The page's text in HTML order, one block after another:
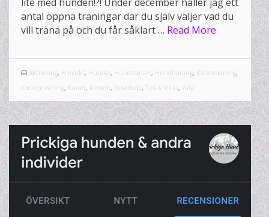
antal öppna träningar där du själv väljer vad du
vill träna på och du får såklart … Read More
Aktivering, H-märkt, Hundar, Hundtränare, Hundträning, Klickerträning,
Konceptträning, Kurser, Melwin, Nosarbete, Tips & tricks, Valp